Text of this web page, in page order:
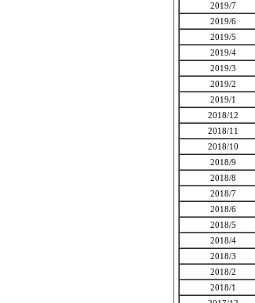
2019/7
2019/6
2019/5
2019/4
2019/3
2019/2
2019/1
2018/12
2018/11
2018/10
2018/9
2018/8
2018/7
2018/6
2018/5
2018/4
2018/3
2018/2
2018/1